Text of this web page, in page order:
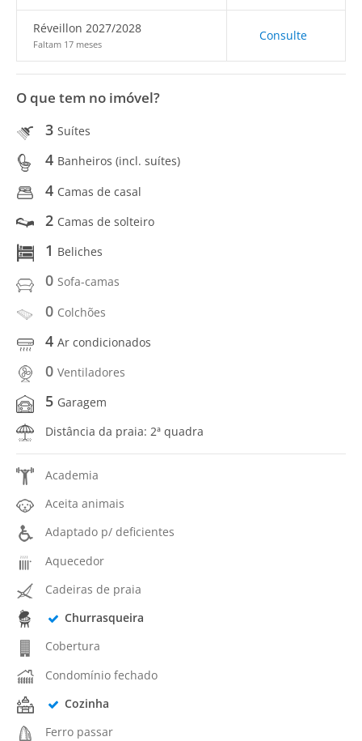
Réveillon 2027/2028
Faltam 17 meses
Consulte
O que tem no imóvel?
3 Suítes
4 Banheiros (incl. suítes)
4 Camas de casal
2 Camas de solteiro
1 Beliches
0 Sofa-camas
0 Colchões
4 Ar condicionados
0 Ventiladores
5 Garagem
Distância da praia: 2ª quadra
Academia
Aceita animais
Adaptado p/ deficientes
Aquecedor
Cadeiras de praia
Churrasqueira
Cobertura
Condomínio fechado
Cozinha
Ferro passar